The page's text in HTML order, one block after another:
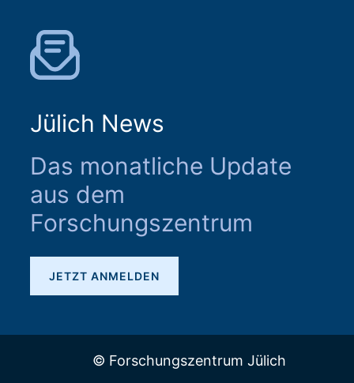
Jülich News
Das monatliche Update
aus dem
Forschungszentrum
JETZT ANMELDEN
© Forschungszentrum Jülich